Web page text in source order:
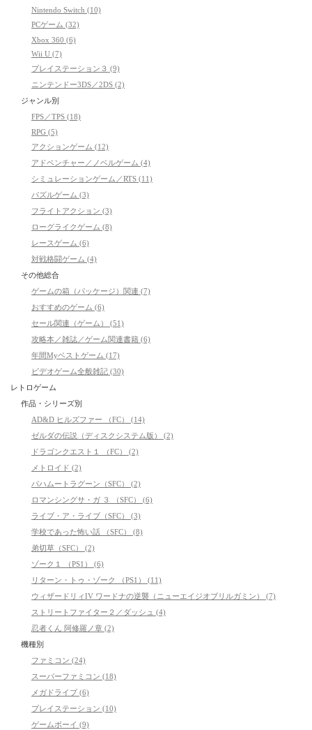
Nintendo Switch (10)
PCゲーム (32)
Xbox 360 (6)
Wii U (7)
プレイステーション３ (9)
ニンテンドー3DS／2DS (2)
ジャンル別
FPS／TPS (18)
RPG (5)
アクションゲーム (12)
アドベンチャー／ノベルゲーム (4)
シミュレーションゲーム／RTS (11)
パズルゲーム (3)
フライトアクション (3)
ローグライクゲーム (8)
レースゲーム (6)
対戦格闘ゲーム (4)
その他総合
ゲームの箱（パッケージ）関連 (7)
おすすめのゲーム (6)
セール関連（ゲーム） (51)
攻略本／雑誌／ゲーム関連書籍 (6)
年間Myベストゲーム (17)
ビデオゲーム全般雑記 (30)
レトロゲーム
作品・シリーズ別
AD&D ヒルズファー （FC） (14)
ゼルダの伝説（ディスクシステム版） (2)
ドラゴンクエスト１ （FC） (2)
メトロイド (2)
バハムートラグーン（SFC） (2)
ロマンシングサ・ガ ３ （SFC） (6)
ライブ・ア・ライブ（SFC） (3)
学校であった怖い話 （SFC） (8)
弟切草（SFC） (2)
ゾーク１ （PS1） (6)
リターン・トゥ・ゾーク （PS1） (11)
ウィザードリィIV ワードナの逆襲（ニューエイジオブリルガミン） (7)
ストリートファイター２／ダッシュ (4)
忍者くん 阿修羅ノ章 (2)
機種別
ファミコン (24)
スーパーファミコン (18)
メガドライブ (6)
プレイステーション (10)
ゲームボーイ (9)